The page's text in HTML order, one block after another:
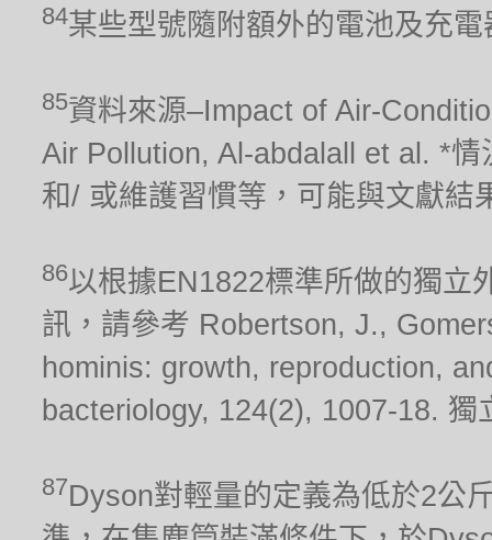
84某些型號隨附額外的電池及充
85資料來源–Impact of Air-
Air Pollution, Al-abdalall et al. *
和/ 或維護習慣等，可能與文獻結
86以根據EN1822標準所做的獨立
訊，請參考 Robertson, J.,
hominis: growth, reproduction,
bacteriology, 124(2), 1007-18.
87Dyson對輕量的定義為低於2公